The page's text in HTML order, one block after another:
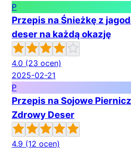
P
Przepis na Śnieżkę z
deser na każdą okazję
4.0 (23 ocen)
2025-02-21
P
Przepis na Sojowe
Zdrowy Deser
4.9 (12 ocen)